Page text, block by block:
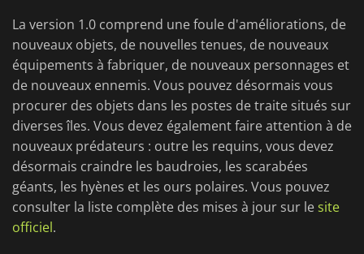
La version 1.0 comprend une foule d'améliorations, de
nouveaux objets, de nouvelles tenues, de nouveaux
équipements à fabriquer, de nouveaux personnages et
de nouveaux ennemis. Vous pouvez désormais vous
procurer des objets dans les postes de traite situés sur
diverses îles. Vous devez également faire attention à de
nouveaux prédateurs : outre les requins, vous devez
désormais craindre les baudroies, les scarabées
géants, les hyènes et les ours polaires. Vous pouvez
consulter la liste complète des mises à jour sur lesite
officiel.